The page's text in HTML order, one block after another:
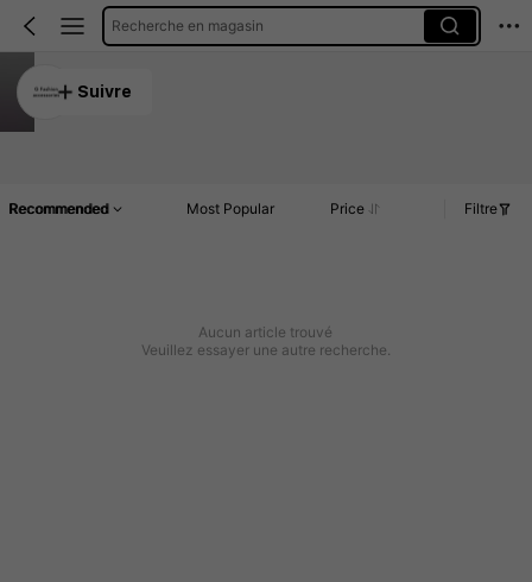
Recherche en magasin
Suivre
Recommended Most Popular Price Filtre
Aucun article trouvé
Veuillez essayer une autre recherche.